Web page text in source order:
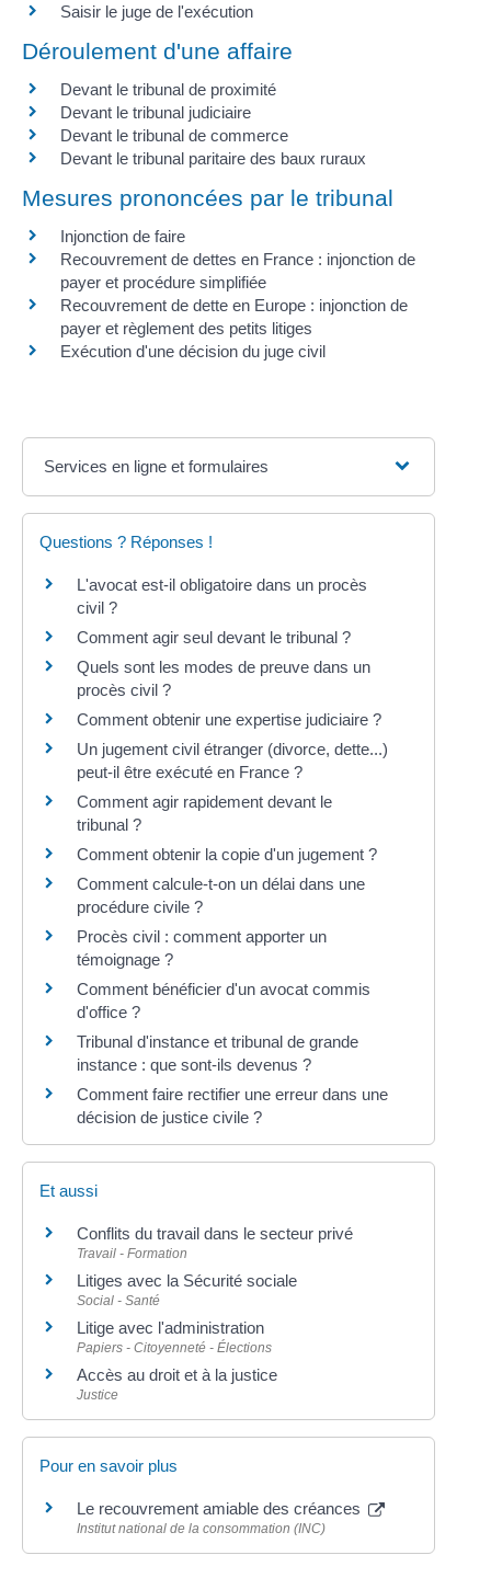
Saisir le juge de l'exécution
Déroulement d'une affaire
Devant le tribunal de proximité
Devant le tribunal judiciaire
Devant le tribunal de commerce
Devant le tribunal paritaire des baux ruraux
Mesures prononcées par le tribunal
Injonction de faire
Recouvrement de dettes en France : injonction de
payer et procédure simplifiée
Recouvrement de dette en Europe : injonction de
payer et règlement des petits litiges
Exécution d'une décision du juge civil
Services en ligne et formulaires
Questions ? Réponses !
L'avocat est-il obligatoire dans un procès
civil ?
Comment agir seul devant le tribunal ?
Quels sont les modes de preuve dans un
procès civil ?
Comment obtenir une expertise judiciaire ?
Un jugement civil étranger (divorce, dette...)
peut-il être exécuté en France ?
Comment agir rapidement devant le
tribunal ?
Comment obtenir la copie d'un jugement ?
Comment calcule-t-on un délai dans une
procédure civile ?
Procès civil : comment apporter un
témoignage ?
Comment bénéficier d'un avocat commis
d'office ?
Tribunal d'instance et tribunal de grande
instance : que sont-ils devenus ?
Comment faire rectifier une erreur dans une
décision de justice civile ?
Et aussi
Conflits du travail dans le secteur privé
Travail - Formation
Litiges avec la Sécurité sociale
Social - Santé
Litige avec l'administration
Papiers - Citoyenneté - Élections
Accès au droit et à la justice
Justice
Pour en savoir plus
Le recouvrement amiable des créances
Institut national de la consommation (INC)